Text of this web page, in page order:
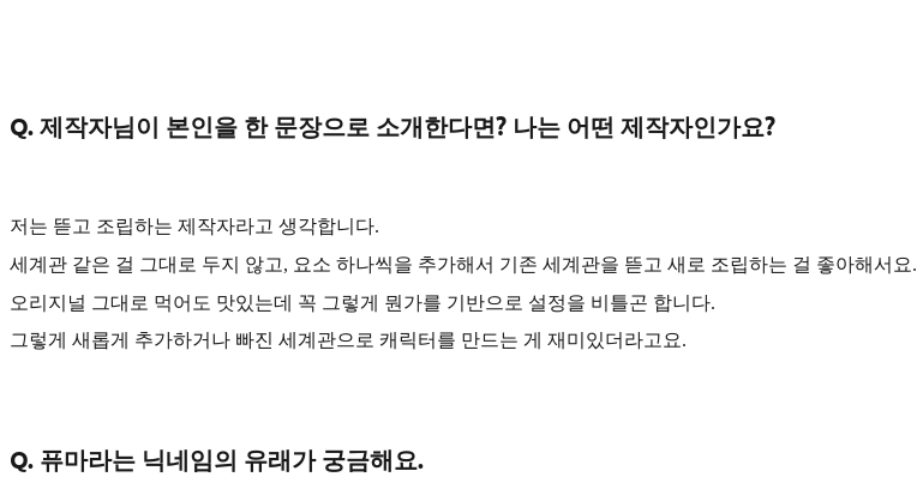
Q. 제작자님이 본인을 한 문장으로 소개한다면? 나는 어떤 제작자인가요?
저는 뜯고 조립하는 제작자라고 생각합니다.
세계관 같은 걸 그대로 두지 않고, 요소 하나씩을 추가해서 기존 세계관을 뜯고 새로 조립하는 걸 좋아해서요.
오리지널 그대로 먹어도 맛있는데 꼭 그렇게 뭔가를 기반으로 설정을 비틀곤 합니다.
그렇게 새롭게 추가하거나 빠진 세계관으로 캐릭터를 만드는 게 재미있더라고요.
Q. 퓨마라는 닉네임의 유래가 궁금해요.